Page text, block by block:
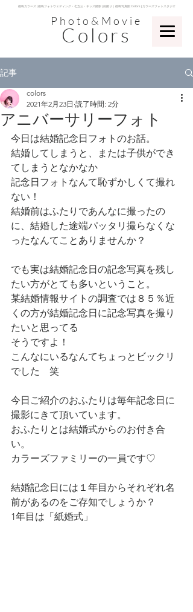
Photo&Movie
Colors
​徳島カラーズ | 徳島フォトウェディング・七五三・キッズ撮影 | 前撮り｜徳島写真館 Colors | カラーズフォトスタジオ
記事
アニバーサリーフォト
colors
2021年2月23日 読了時間: 2分
今日は結婚記念日フォトのお話。
結婚してしまうと、または子供ができ
てしまうとなかなか
記念日フォトなんて恥ずかしくて撮れ
ない！
結婚前はふたりであんなに撮ったの
に、結婚した途端パッタリ撮らなくな
ったなんてことありませんか？
でも実は結婚記念日の記念写真を残し
たい方がとても多いということ。
某結婚情報サイトの調査では８５％近
くの方が結婚記念日に記念写真を撮り
たいと思ってる
そうですよ！
こんなにいるなんてちょっとビックリ
でした　笑
今日ご紹介のおふたりは毎年記念日に
撮影にきて頂いています。
おふたりとは結婚式からのお付き合
い。
カラーズファミリーの一員です♡
結婚記念日には１年目からそれぞれ名
前があるのをご存知でしょうか？
1年目は「紙婚式」